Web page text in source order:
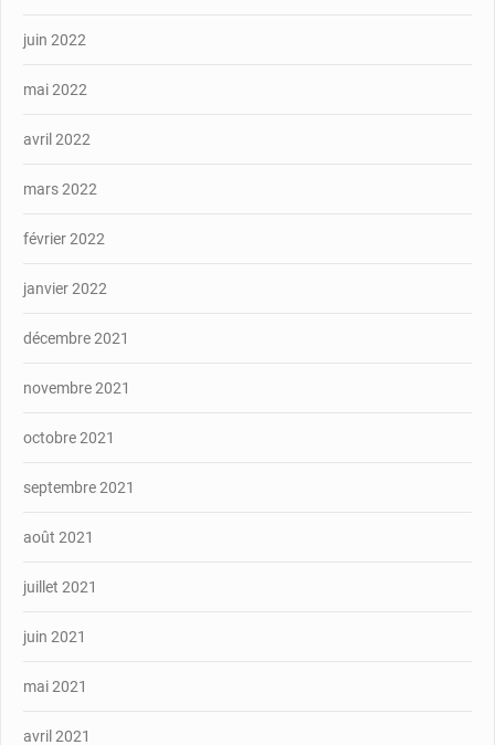
juin 2022
mai 2022
avril 2022
mars 2022
février 2022
janvier 2022
décembre 2021
novembre 2021
octobre 2021
septembre 2021
août 2021
juillet 2021
juin 2021
mai 2021
avril 2021